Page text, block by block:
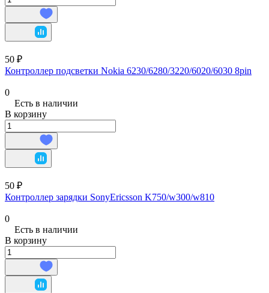
50 ₽
Контроллер подсветки Nokia 6230/6280/3220/6020/6030 8pin
0
Есть в наличии
В корзину
50 ₽
Контроллер зарядки SonyEricsson K750/w300/w810
0
Есть в наличии
В корзину